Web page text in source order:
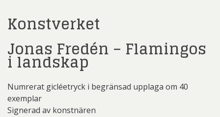
Konstverket
Jonas Fredén – Flamingos
i landskap
Numrerat gicléetryck i begränsad upplaga om 40
exemplar
Signerad av konstnären